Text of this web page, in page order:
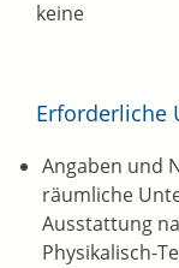
keine
Erforderliche
Angaben und
räumliche
Ausstattung
Physikalisch-